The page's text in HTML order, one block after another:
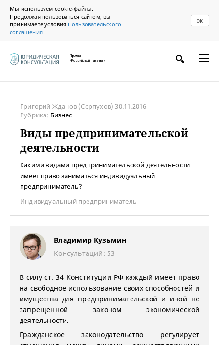
Мы используем cookie-файлы.
Продолжая пользоваться сайтом, вы
принимаете условия Пользовательского
соглашения
ОК
Проект
«Российской газеты»
Григорий Жданов (Серпухов)30.11.2016
Рубрика: Бизнес
Виды предпринимательской
деятельности
Какими видами предпринимательской деятельности
имеет право заниматься индивидуальный
предприниматель?
Индивидуальный предприниматель
Владимир Кузьмин
Консультаций: 53
В силу ст. 34 Конституции РФ каждый имеет право
на свободное использование своих способностей и
имущества для предпринимательской и иной не
запрещенной законом экономической
деятельности.
Гражданское законодательство регулирует